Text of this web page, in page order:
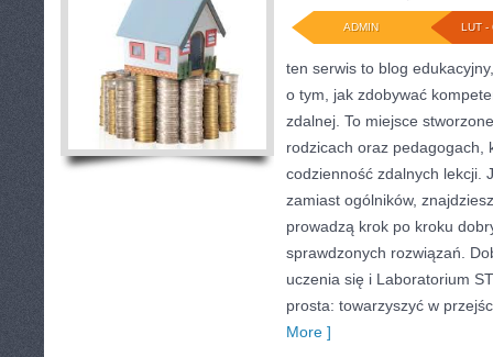
LUT -
ADMIN
ten serwis to blog
o tym, jak zdobywać
zdalnej. To miejsce
rodzicach oraz pedagogach,
codzienność zdalnych lekcji.
zamiast ogólników,
prowadzą krok po kroku
sprawdzonych rozwiązań.
uczenia się i Laboratorium
prosta: towarzyszyć w
More ]